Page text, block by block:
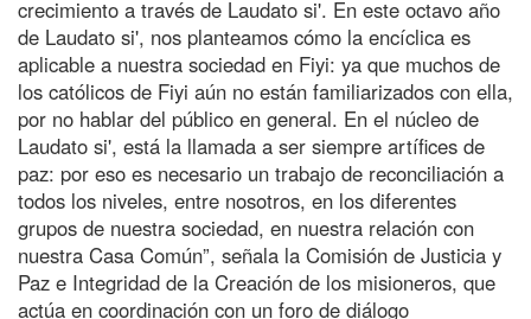
crecimiento a través de Laudato si'. En este octavo año
de Laudato si', nos planteamos cómo la encíclica es
aplicable a nuestra sociedad en Fiyi: ya que muchos de
los católicos de Fiyi aún no están familiarizados con ella,
por no hablar del público en general. En el núcleo de
Laudato si', está la llamada a ser siempre artífices de
paz: por eso es necesario un trabajo de reconciliación a
todos los niveles, entre nosotros, en los diferentes
grupos de nuestra sociedad, en nuestra relación con
nuestra Casa Común”, señala la Comisión de Justicia y
Paz e Integridad de la Creación de los misioneros, que
actúa en coordinación con un foro de diálogo